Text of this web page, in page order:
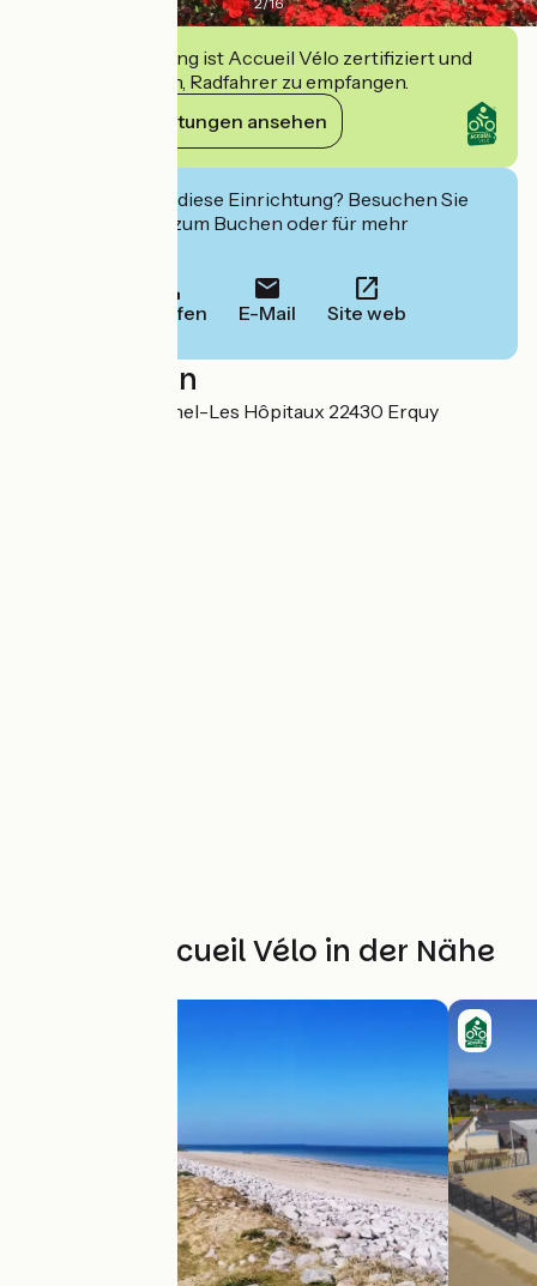
Diese Einrichtung ist Accueil Vélo zertifiziert und
verpflichtet sich, Radfahrer zu empfangen.
Ihre Verpflichtungen ansehen
Interessiert Sie diese Einrichtung? Besuchen Sie
deren Website zum Buchen oder für mehr
Anrufen E-Mail Site web
Localisation
123 rue Saint-Michel-Les Hôpitaux 22430 Erquy
Weitere Accueil Vélo in der Nähe